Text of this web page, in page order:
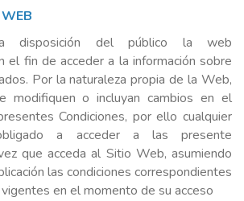
disposición del público la web
el fin de acceder a la información sobre
Por la naturaleza propia de la Web,
modifiquen o incluyan cambios en el
Condiciones, por ello cualquier
a acceder a las presente
que acceda al Sitio Web, asumiendo
las condiciones correspondientes
en el momento de su acceso